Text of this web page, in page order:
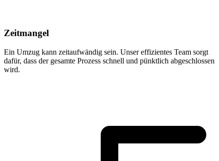
Zeitmangel
Ein Umzug kann zeitaufwändig sein. Unser effizientes Team sorgt
dafür, dass der gesamte Prozess schnell und pünktlich abgeschlossen
wird.